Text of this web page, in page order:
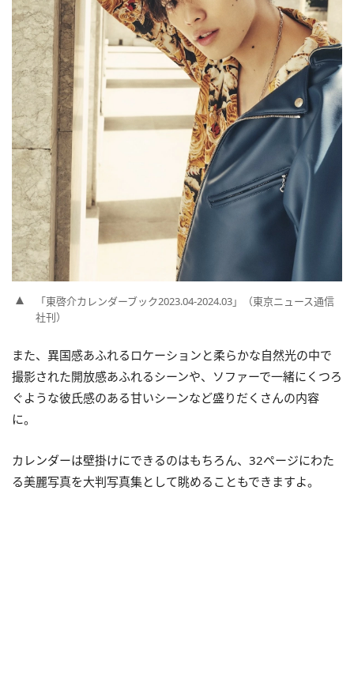
「東啓介カレンダーブック2023.04-2024.03」（東京ニュース通信
社刊）
また、異国感あふれるロケーションと柔らかな自然光の中で
撮影された開放感あふれるシーンや、ソファーで一緒にくつろ
ぐような彼氏感のある甘いシーンなど盛りだくさんの内容
に。
カレンダーは壁掛けにできるのはもちろん、32ページにわた
る美麗写真を大判写真集として眺めることもできますよ。